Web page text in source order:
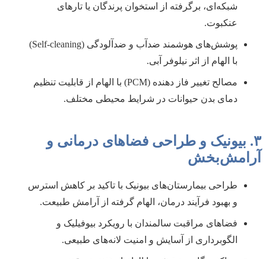
شبکه‌ای، برگرفته از استخوان پرندگان یا تارهای
عنکبوت.
پوشش‌های هوشمند ضدآب و ضدآلودگی (Self-cleaning)
با الهام از اثر نیلوفر آبی.
مصالح تغییر فاز دهنده (PCM) با الهام از قابلیت تنظیم
دمای بدن حیوانات در شرایط محیطی مختلف.
۳. بیونیک و طراحی فضاهای درمانی و
آرامش‌بخش
طراحی بیمارستان‌های بیونیک با تاکید بر کاهش استرس
و بهبود فرآیند درمان، الهام گرفته از آرامش طبیعت.
فضاهای مراقبت سالمندان با رویکرد بیوفیلیک و
الگوبرداری از آسایش و امنیت لانه‌های طبیعی.